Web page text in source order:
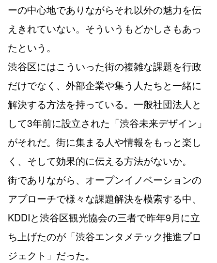
ーの中心地でありながらそれ以外の魅力を伝
えきれていない。そういうもどかしさもあっ
たという。
渋谷区にはこういった街の複雑な課題を行政
だけでなく、外部企業や集う人たちと一緒に
解決する方法を持っている。一般社団法人と
して3年前に設立された「渋谷未来デザイン」
がそれだ。街に集まる人や情報をもっと楽し
く、そして効果的に伝える方法がないか。
街でありながら、オープンイノベーションの
アプローチで様々な課題解決を模索する中、
KDDIと渋谷区観光協会の三者で昨年9月に立
ち上げたのが「渋谷エンタメテック推進プロ
ジェクト」だった。